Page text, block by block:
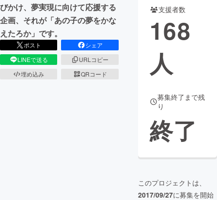
びかけ、夢実現に向けて応援する
企画、それが「あの子の夢をかな
えたろか」です。
ポスト
シェア
LINEで送る
URLコピー
埋め込み
QRコード
支援者数
168
人
募集終了まで残
り
終了
このプロジェクトは、
2017/09/27に募集を開始